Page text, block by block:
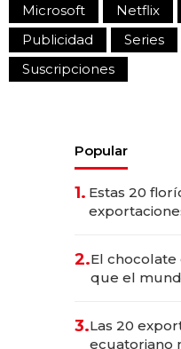
Microsoft
Netflix
Publicidad
Series
Suscripciones
Popular
1. Estas 20
2.El
que el
3.Las 20
ecuatoriano